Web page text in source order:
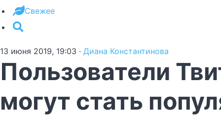
Свежее
13 июня 2019, 19:03 · Диана Константинова
Пользователи
могут стать